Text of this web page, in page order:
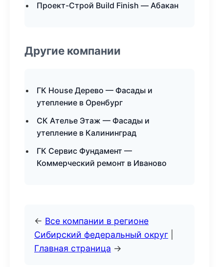
Проект-Строй Build Finish — Абакан
Другие компании
ГК House Дерево — Фасады и
утепление в Оренбург
СК Ателье Этаж — Фасады и
утепление в Калининград
ГК Сервис Фундамент —
Коммерческий ремонт в Иваново
← Все компании в регионе
Сибирский федеральный округ
Главная страница →